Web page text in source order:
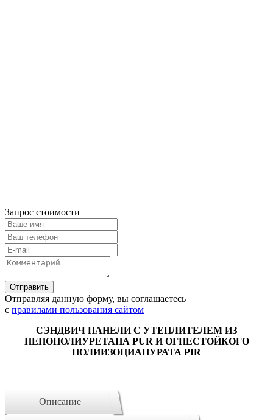
Запрос стоимости
Отправляя данную форму, вы соглашаетесь
с правилами пользования сайтом
СЭНДВИЧ ПАНЕЛИ С УТЕПЛИТЕЛЕМ ИЗ
ПЕНОПОЛИУРЕТАНА PUR И ОГНЕСТОЙКОГО
ПОЛИИЗОЦИАНУРАТА PIR
Описание